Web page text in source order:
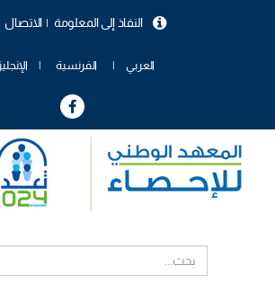
الاتصال النفاذ إلى المعلومة
العربي الفرنسية